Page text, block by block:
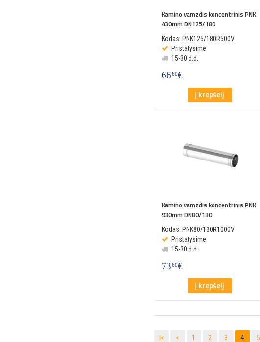
Kamino vamzdis koncentrinis PNK
430mm DN125/180
Kodas: PNK125/180R500V
Pristatysime
15-30 d.d.
6660€
Į krepšelį
Kamino vamzdis koncentrinis PNK
930mm DN80/130
Kodas: PNK80/130R1000V
Pristatysime
15-30 d.d.
7360€
Į krepšelį
|< < 1 2 3 4 5